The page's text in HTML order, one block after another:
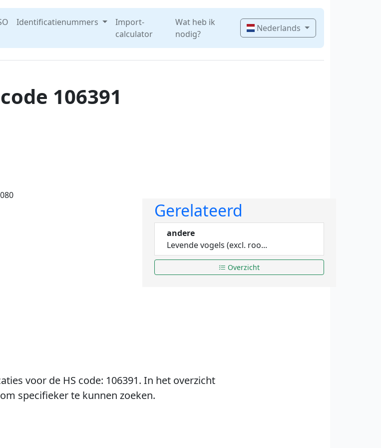
Identificatienummers
Import-
calculator
Wat heb ik
nodig?
Nederlands
106391
Gerelateerd
andere
Levende vogels (excl. roo...
Overzicht
voor de HS code: 106391. In het overzicht
specifieker te kunnen zoeken.